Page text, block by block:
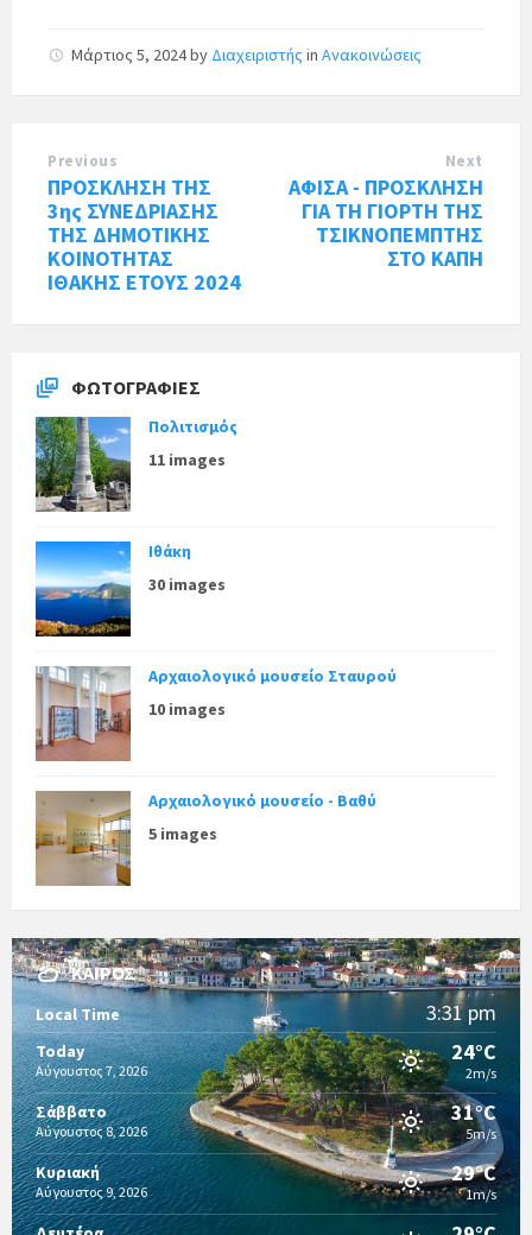
Μάρτιος 5, 2024by Διαχειριστής in Ανακοινώσεις
Previous
ΠΡΟΣΚΛΗΣΗ ΤΗΣ
3ης ΣΥΝΕΔΡΙΑΣΗΣ
ΤΗΣ ΔΗΜΟΤΙΚΗΣ
ΚΟΙΝΟΤΗΤΑΣ
ΙΘΑΚΗΣ ΕΤΟΥΣ 2024
Next
ΑΦΙΣΑ - ΠΡΟΣΚΛΗΣΗ
ΓΙΑ ΤΗ ΓΙΟΡΤΗ ΤΗΣ
ΤΣΙΚΝΟΠΕΜΠΤΗΣ
ΣΤΟ ΚΑΠΗ
ΦΩΤΟΓΡΑΦΊΕΣ
Πολιτισμός
11 images
Ιθάκη
30 images
Αρχαιολογικό μουσείο Σταυρού
10 images
Αρχαιολογικό μουσείο - Βαθύ
5 images
ΚΑΙΡΌΣ
Local Time 3:31 pm
Today
Αύγουστος 7, 2026
24°C
2m/s
Σάββατο
Αύγουστος 8, 2026
31°C
5m/s
Κυριακή
Αύγουστος 9, 2026
29°C
1m/s